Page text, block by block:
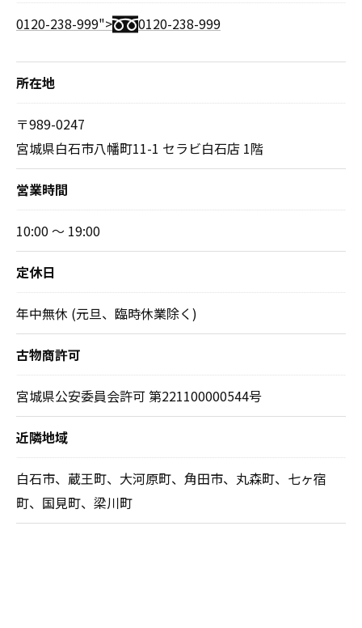
0120-238-999"> 0120-238-999
所在地
〒989-0247
宮城県白石市八幡町11-1 セラビ白石店 1階
営業時間
10:00 ～ 19:00
定休日
年中無休 (元旦、臨時休業除く)
古物商許可
宮城県公安委員会許可 第221100000544号
近隣地域
白石市、蔵王町、大河原町、角田市、丸森町、七ヶ宿
町、国見町、梁川町